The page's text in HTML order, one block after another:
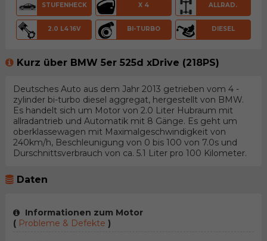
STUFENHECK X 4 ALLRAD.
2.0 L4 16V BI-TURBO DIESEL
Kurz über BMW 5er 525d xDrive (218PS)
Deutsches Auto aus dem Jahr 2013 getrieben vom 4 -
zylinder bi-turbo diesel aggregat, hergestellt von BMW.
Es handelt sich um Motor von 2.0 Liter Hubraum mit
allradantrieb und Automatik mit 8 Gänge. Es geht um
oberklassewagen mit Maximalgeschwindigkeit von
240km/h, Beschleunigung von 0 bis 100 von 7.0s und
Durschnittsverbrauch von ca. 5.1 Liter pro 100 Kilometer.
Daten
Informationen zum Motor
(Probleme & Defekte )